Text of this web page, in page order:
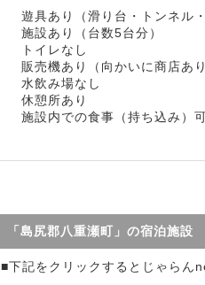
遊具あり（滑り台・トンネル・
施設あり（台数5台分）
トイレなし
販売機あり（向かいに商店あり
水飲み場なし
休憩所あり
施設内での食事（持ち込み）
「島尻郡八重瀬町」の宿泊施設
■下記をクリックするとじゃらん